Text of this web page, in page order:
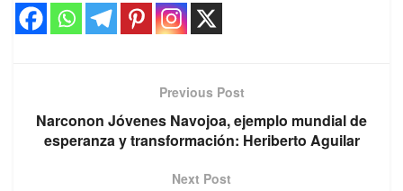
Previous Post
Narconon Jóvenes Navojoa, ejemplo mundial de
esperanza y transformación: Heriberto Aguilar
Next Post